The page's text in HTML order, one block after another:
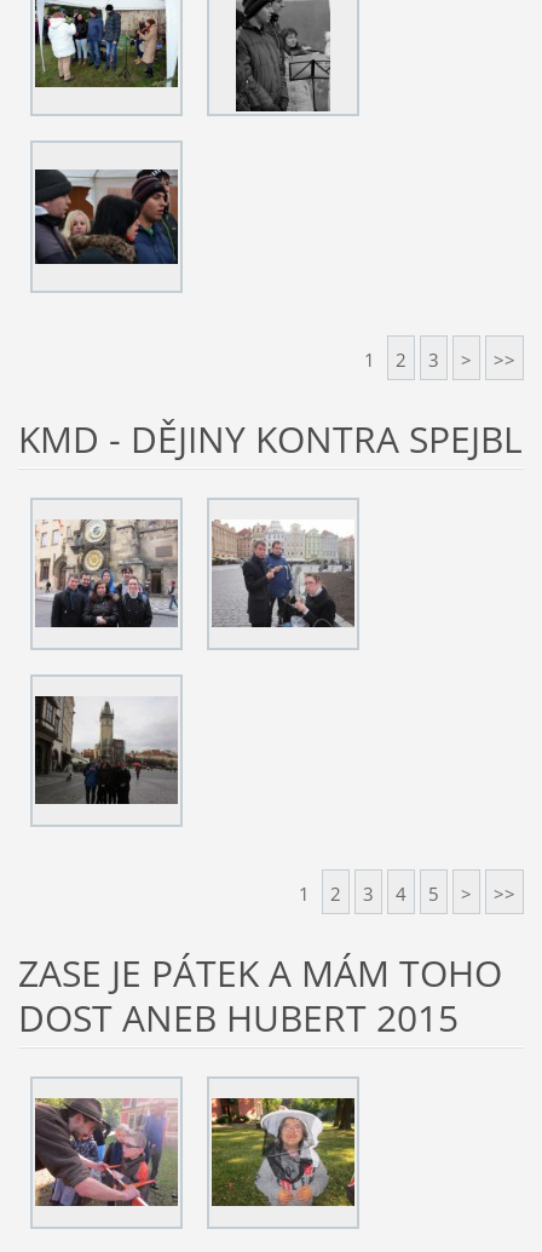
1 2 3 > >>
KMD - DĚJINY KONTRA SPEJBL
1 2 3 4 5 > >>
ZASE JE PÁTEK A MÁM TOHO
DOST ANEB HUBERT 2015